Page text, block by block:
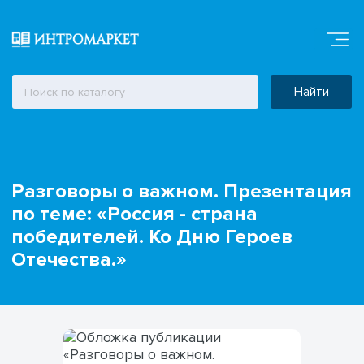
Найти
Разговоры о важном. Презентация
по теме: «Россия - страна
победителей. Ко Дню Героев
Отечества.»